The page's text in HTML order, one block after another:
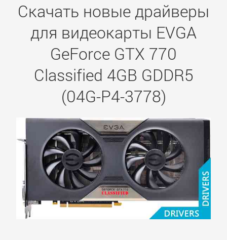
Скачать новые драйверы
для видеокарты EVGA
GeForce GTX 770
Classified 4GB GDDR5
(04G-P4-3778)